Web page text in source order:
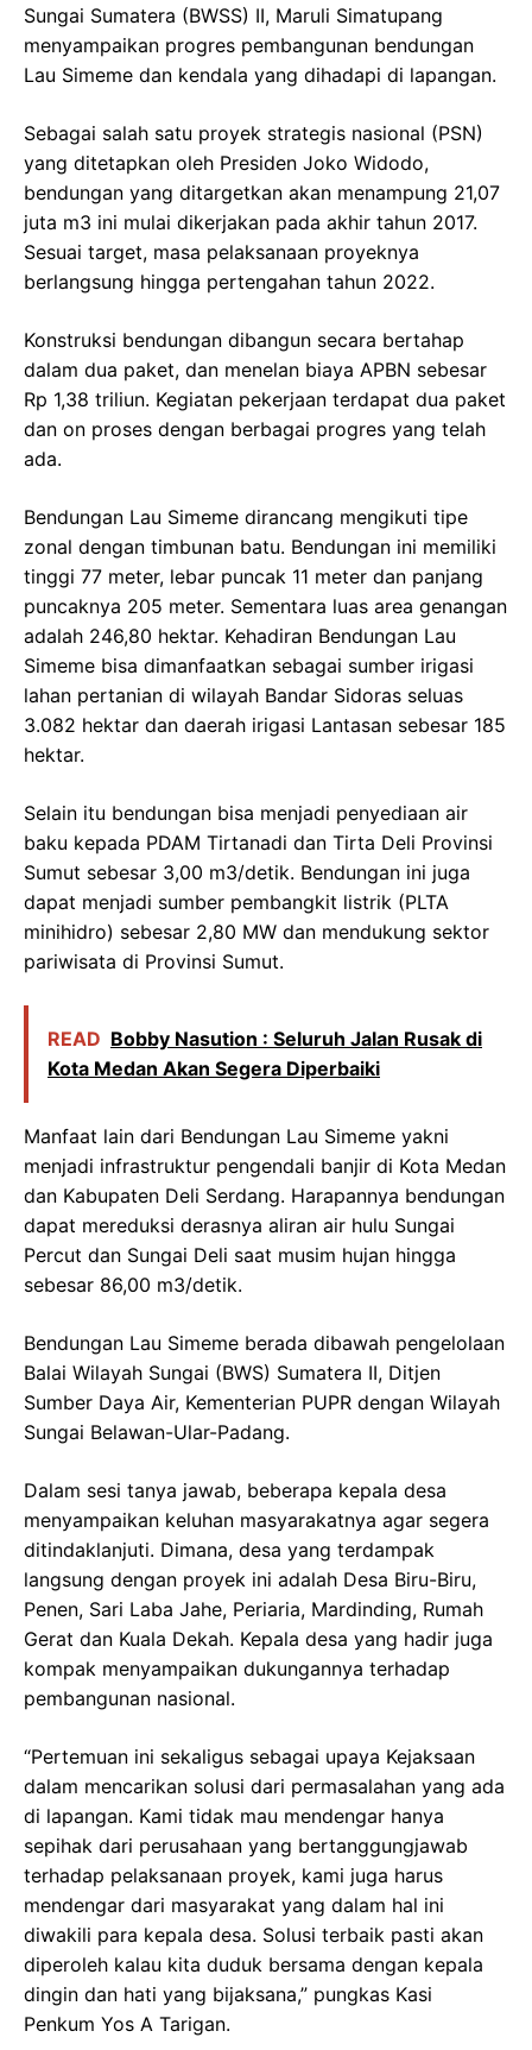
Sungai Sumatera (BWSS) II, Maruli Simatupang
menyampaikan progres pembangunan bendungan
Lau Simeme dan kendala yang dihadapi di lapangan.
Sebagai salah satu proyek strategis nasional (PSN)
yang ditetapkan oleh Presiden Joko Widodo,
bendungan yang ditargetkan akan menampung 21,07
juta m3 ini mulai dikerjakan pada akhir tahun 2017.
Sesuai target, masa pelaksanaan proyeknya
berlangsung hingga pertengahan tahun 2022.
Konstruksi bendungan dibangun secara bertahap
dalam dua paket, dan menelan biaya APBN sebesar
Rp 1,38 triliun. Kegiatan pekerjaan terdapat dua paket
dan on proses dengan berbagai progres yang telah
ada.
Bendungan Lau Simeme dirancang mengikuti tipe
zonal dengan timbunan batu. Bendungan ini memiliki
tinggi 77 meter, lebar puncak 11 meter dan panjang
puncaknya 205 meter. Sementara luas area genangan
adalah 246,80 hektar. Kehadiran Bendungan Lau
Simeme bisa dimanfaatkan sebagai sumber irigasi
lahan pertanian di wilayah Bandar Sidoras seluas
3.082 hektar dan daerah irigasi Lantasan sebesar 185
hektar.
Selain itu bendungan bisa menjadi penyediaan air
baku kepada PDAM Tirtanadi dan Tirta Deli Provinsi
Sumut sebesar 3,00 m3/detik. Bendungan ini juga
dapat menjadi sumber pembangkit listrik (PLTA
minihidro) sebesar 2,80 MW dan mendukung sektor
pariwisata di Provinsi Sumut.
READ Bobby Nasution : Seluruh Jalan Rusak di
Kota Medan Akan Segera Diperbaiki
Manfaat lain dari Bendungan Lau Simeme yakni
menjadi infrastruktur pengendali banjir di Kota Medan
dan Kabupaten Deli Serdang. Harapannya bendungan
dapat mereduksi derasnya aliran air hulu Sungai
Percut dan Sungai Deli saat musim hujan hingga
sebesar 86,00 m3/detik.
Bendungan Lau Simeme berada dibawah pengelolaan
Balai Wilayah Sungai (BWS) Sumatera II, Ditjen
Sumber Daya Air, Kementerian PUPR dengan Wilayah
Sungai Belawan-Ular-Padang.
Dalam sesi tanya jawab, beberapa kepala desa
menyampaikan keluhan masyarakatnya agar segera
ditindaklanjuti. Dimana, desa yang terdampak
langsung dengan proyek ini adalah Desa Biru-Biru,
Penen, Sari Laba Jahe, Periaria, Mardinding, Rumah
Gerat dan Kuala Dekah. Kepala desa yang hadir juga
kompak menyampaikan dukungannya terhadap
pembangunan nasional.
“Pertemuan ini sekaligus sebagai upaya Kejaksaan
dalam mencarikan solusi dari permasalahan yang ada
di lapangan. Kami tidak mau mendengar hanya
sepihak dari perusahaan yang bertanggungjawab
terhadap pelaksanaan proyek, kami juga harus
mendengar dari masyarakat yang dalam hal ini
diwakili para kepala desa. Solusi terbaik pasti akan
diperoleh kalau kita duduk bersama dengan kepala
dingin dan hati yang bijaksana,” pungkas Kasi
Penkum Yos A Tarigan.